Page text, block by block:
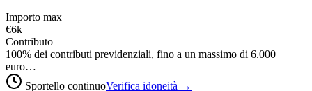
Importo max
€6k
Contributo
100% dei contributi previdenziali, fino a un massimo di 6.000
euro…
Sportello continuoVerifica idoneità →